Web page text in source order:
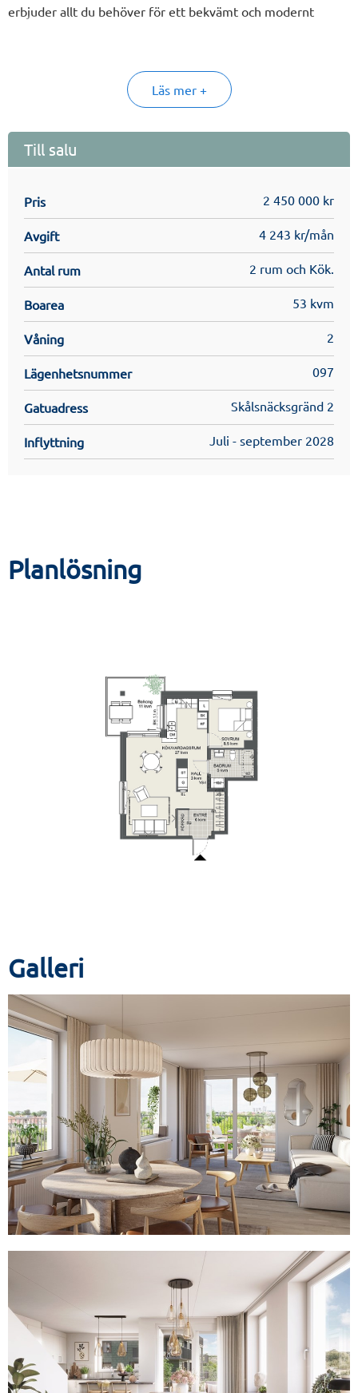
erbjuder allt du behöver för ett bekvämt och modernt
Öppen planlösning med fönster i två väderstreck och
indragen balkong som nås via skjutdörrar. Sovrummet är i
gästlägenhet, allt för ett bekvämt boende!
Se på lägenhetsritningen för mer utförlig information om
lägenheten. Läs gärna mer i säljbroschyren och
inredningskatalogen för mer detaljer. Dessa finns under
Filer & Länkar
Läs mer +
Till salu
Pris 2 450 000 kr
Avgift 4 243 kr/mån
Antal rum 2 rum och Kök.
Boarea 53 kvm
Våning 2
Lägenhetsnummer 097
Gatuadress Skålsnäcksgränd 2
Inflyttning Juli - september 2028
Planlösning
Galleri